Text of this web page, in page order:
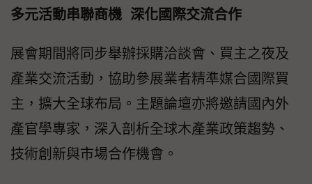
多元活動串聯商機 深化國際交流合作
展會期間將同步舉辦採購洽談會、買主之夜及
產業交流活動，協助參展業者精準媒合國際買
主，擴大全球布局。主題論壇亦將邀請國內外
產官學專家，深入剖析全球木產業政策趨勢、
技術創新與市場合作機會。